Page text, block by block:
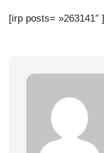
[irp posts= »263141″ ]